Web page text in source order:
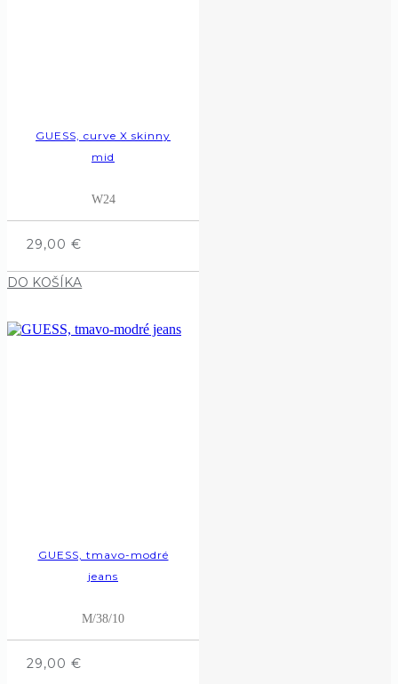
GUESS, curve X skinny
mid
W24
29,00 €
DO KOŠÍKA
GUESS, tmavo-modré
jeans
M/38/10
29,00 €